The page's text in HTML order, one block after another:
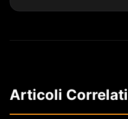
Articoli Correlati